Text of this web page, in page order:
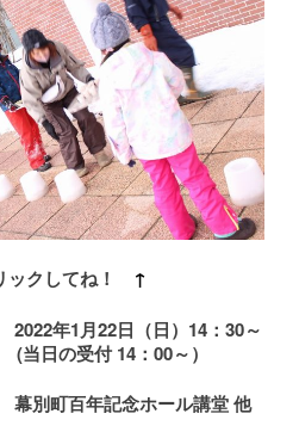
ックしてね！
↑
2022年1月22日 （日） 14 ：30～
(当日の受付 14：00～）
幕別町百年記念ホール講堂 他